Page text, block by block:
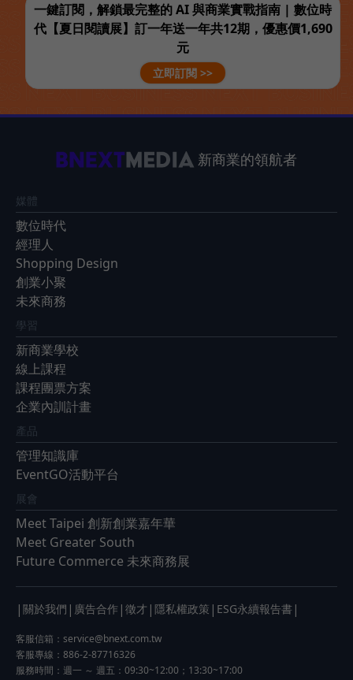
一鍵訂閱，解鎖最完整的 AI 與商業實戰指南 | 數位時
代【夏日閱讀展】訂一年送一年共12期，優惠價1,690
元
立即訂閱 >>
新商業的領航者
媒體
數位時代
經理人
Shopping Design
創業小聚
未來商務
學習
新商業學校
線上課程
課程團票方案
企業內訓計畫
產品
管理知識庫
EventGO活動平台
展會
Meet Taipei 創新創業嘉年華
Meet Greater South
Future Commerce 未來商務展
| 關於我們 | 廣告合作 | 徵才 | 隱私權政策 | ESG永續報告書 |
客服信箱： service@bnext.com.tw
客服專線：886-2-87716326
服務時間：週一 ～ 週五：09:30~12:00；13:30~17:00